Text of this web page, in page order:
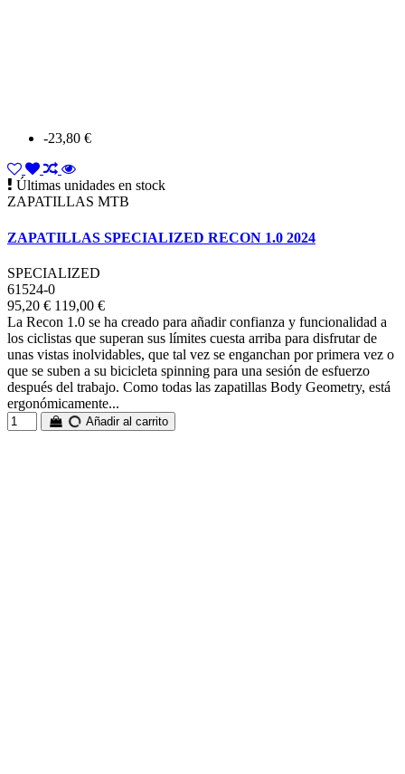
-23,80 €
Últimas unidades en stock
ZAPATILLAS MTB
ZAPATILLAS SPECIALIZED RECON 1.0 2024
SPECIALIZED
61524-0
95,20 € 119,00 €
La Recon 1.0 se ha creado para añadir confianza y funcionalidad a
los ciclistas que superan sus límites cuesta arriba para disfrutar de
unas vistas inolvidables, que tal vez se enganchan por primera vez o
que se suben a su bicicleta spinning para una sesión de esfuerzo
después del trabajo. Como todas las zapatillas Body Geometry, está
ergonómicamente...
Añadir al carrito